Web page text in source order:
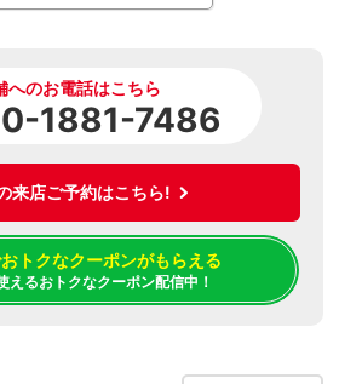
へのお電話はこちら
1881-7486
来店ご予約はこちら!
トクなクーポンがもらえる
えるおトクなクーポン配信中！